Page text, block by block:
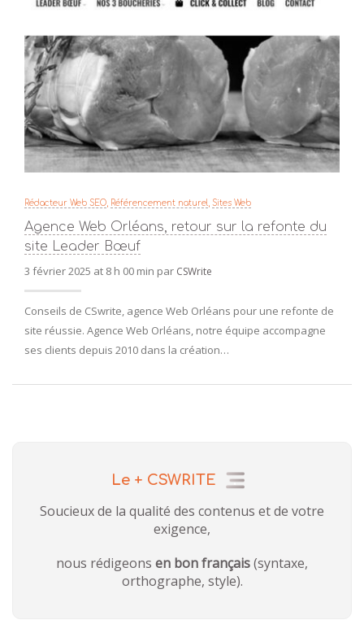
Rédacteur Web SEO Référencement naturel Sites Web
Agence Web Orléans, retour sur la refonte du
site Leader Bœuf
3 février 2025 at 8 h 00 min par CSWrite
Conseils de CSwrite, agence Web Orléans pour une refonte de
site réussie. Agence Web Orléans, notre équipe accompagne
ses clients depuis 2010 dans la création…
Le + CSWRITE
Soucieux de la qualité des contenus et de votre
exigence,
nous rédigeons en bon français(syntaxe,
orthographe, style).